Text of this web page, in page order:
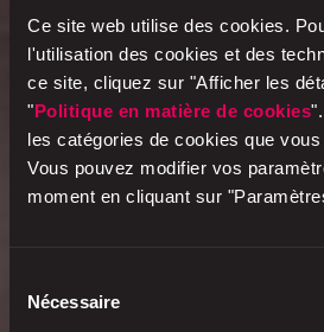
Ce site web utilise des cookies.
l'utilisation des cookies et des
ce site, cliquez sur "Afficher les
"Politique en matière de cookies
les catégories de cookies que
Vous pouvez modifier vos
moment en cliquant sur
Nécessaire